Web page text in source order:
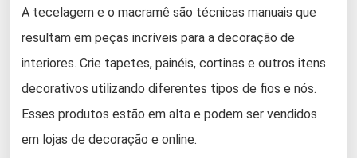
A tecelagem e o macramê são técnicas manuais que
resultam em peças incríveis para a decoração de
interiores. Crie tapetes, painéis, cortinas e outros itens
decorativos utilizando diferentes tipos de fios e nós.
Esses produtos estão em alta e podem ser vendidos
em lojas de decoração e online.